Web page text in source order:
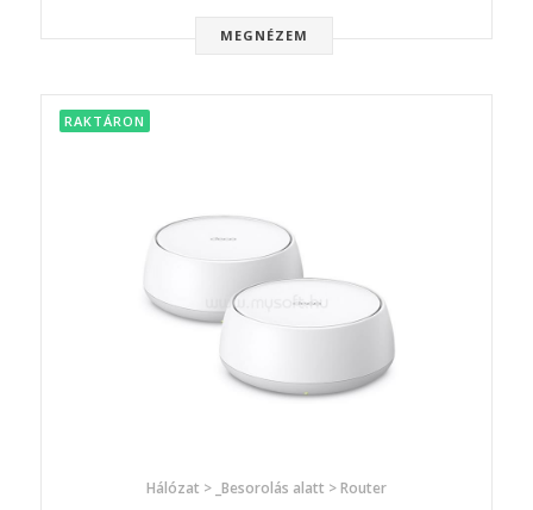
MEGNÉZEM
RAKTÁRON
Hálózat > _Besorolás alatt > Router